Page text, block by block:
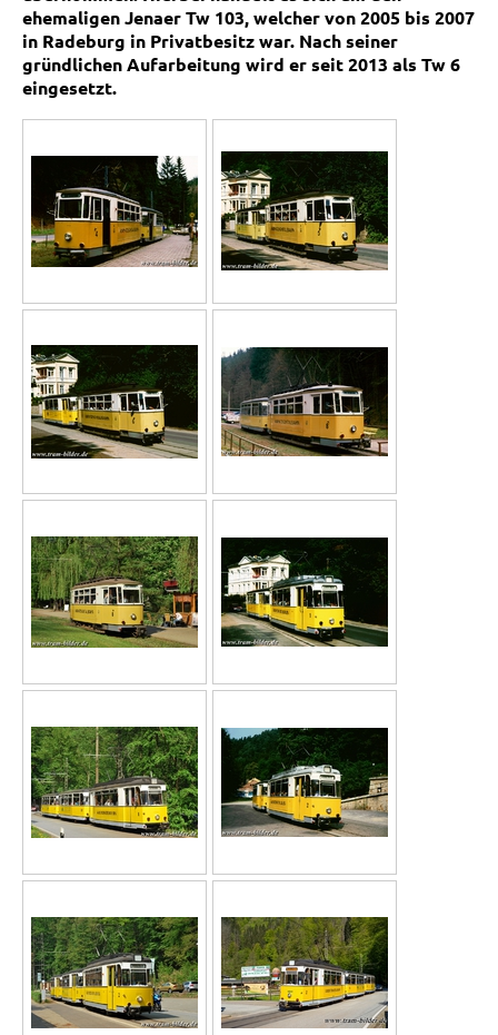
ehemaligen Jenaer Tw 103, welcher von 2005 bis 2007
in Radeburg in Privatbesitz war. Nach seiner
gründlichen Aufarbeitung wird er seit 2013 als Tw 6
eingesetzt.